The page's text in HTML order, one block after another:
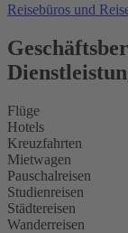
Reisebüros und
Flüge
Hotels
Kreuzfahrten
Mietwagen
Pauschalreisen
Studienreisen
Städtereisen
Wanderreisen